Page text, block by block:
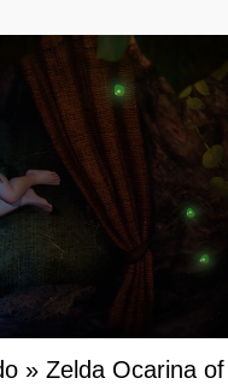
» Zelda Ocarina of